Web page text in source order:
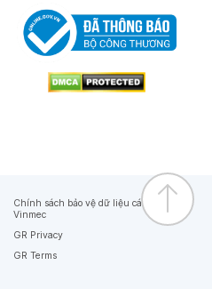
Chính sách bảo vệ dữ liệu cá nhân của
Vinmec
GR Privacy
GR Terms